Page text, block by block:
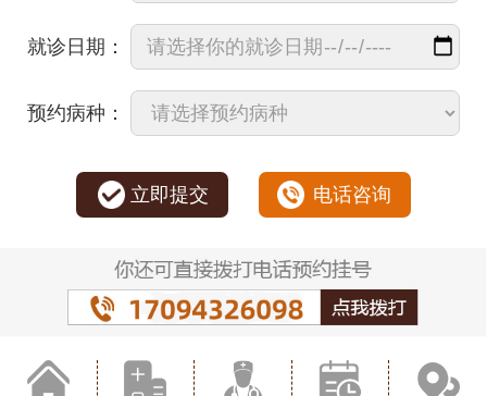
就诊日期：
预约病种：
立即提交 电话咨询